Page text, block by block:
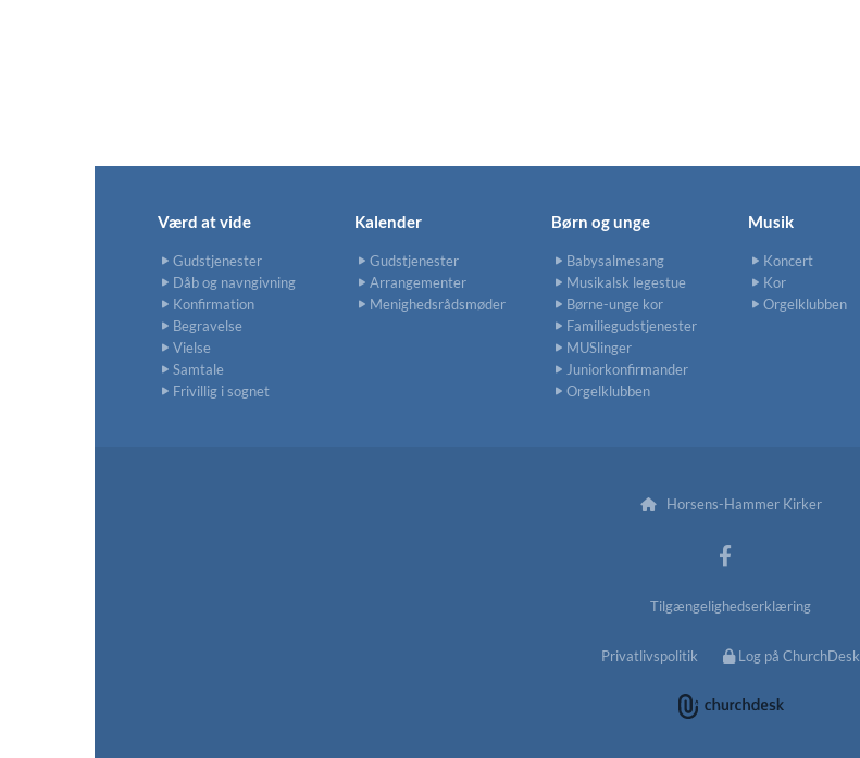
Værd at vide
Gudstjenester
Dåb og navngivning
Konfirmation
Begravelse
Vielse
Samtale
Frivillig i sognet
Kalender
Gudstjenester
Arrangementer
Menighedsrådsmøder
Børn og unge
Babysalmesang
Musikalsk legestue
Børne-unge kor
Familiegudstjenester
MUSlinger
Juniorkonfirmander
Orgelklubben
Musik
Koncert
Kor
Orgelklubben
Horsens-Hammer Kirker
Tilgængelighedserklæring
Privatlivspolitik Log på ChurchDesk